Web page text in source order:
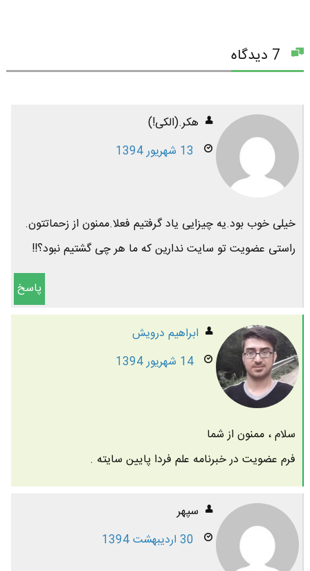
هکر.(الکی!)
13 شهریور 1394
خیلی خوب بود.یه چیزایی یاد گرفتیم فعلا.ممنون از زحماتتون.
راستی عضویت تو سایت ندارین که ما هر چی گشتیم نبود؟!!
پاسخ
ابراهیم درویش
14 شهریور 1394
سلام ، ممنون از شما
فرم عضویت در خبرنامه علم فردا پایین سایته .
سپهر
30 اردیبهشت 1394